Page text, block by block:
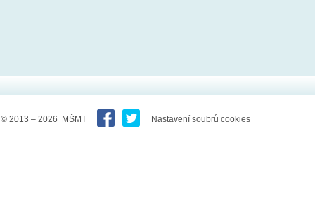
© 2013 – 2026 MŠMT Nastavení soubrů cookies